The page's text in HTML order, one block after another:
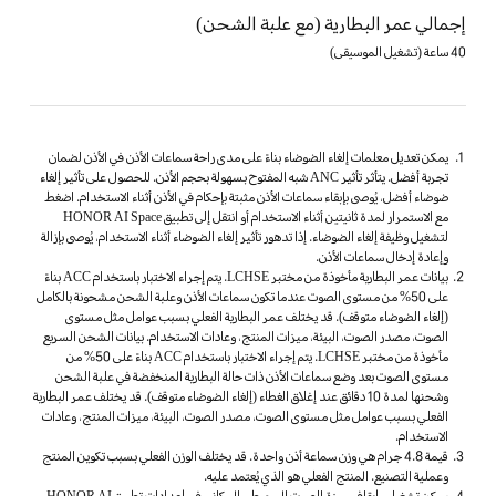
إجمالي عمر البطارية(مع علبة الشحن)
40 ساعة (تشغيل الموسيقى)
يمكن تعديل معلمات إلغاء الضوضاء بناءً على مدى راحة سماعات الأذن في الأذن لضمان
تجربة أفضل. يتأثر تأثير ANC شبه المفتوح بسهولة بحجم الأذن. للحصول على تأثير إلغاء
ضوضاء أفضل، يُوصى بإبقاء سماعات الأذن مثبتة بإحكام في الأذن أثناء الاستخدام. اضغط
مع الاستمرار لمدة ثانيتين أثناء الاستخدام أو انتقل إلى تطبيق HONOR AI Space
لتشغيل وظيفة إلغاء الضوضاء. إذا تدهور تأثير إلغاء الضوضاء أثناء الاستخدام، يُوصى بإزالة
وإعادة إدخال سماعات الأذن.
بيانات عمر البطارية مأخوذة من مختبر LCHSE. يتم إجراء الاختبار باستخدام ACC بناءً
على 50% من مستوى الصوت عندما تكون سماعات الأذن وعلبة الشحن مشحونة بالكامل
(إلغاء الضوضاء متوقف). قد يختلف عمر البطارية الفعلي بسبب عوامل مثل مستوى
الصوت، مصدر الصوت، البيئة، ميزات المنتج، وعادات الاستخدام. بيانات الشحن السريع
مأخوذة من مختبر LCHSE. يتم إجراء الاختبار باستخدام ACC بناءً على 50% من
مستوى الصوت بعد وضع سماعات الأذن ذات حالة البطارية المنخفضة في علبة الشحن
وشحنها لمدة 10 دقائق عند إغلاق الغطاء (إلغاء الضوضاء متوقف). قد يختلف عمر البطارية
الفعلي بسبب عوامل مثل مستوى الصوت، مصدر الصوت، البيئة، ميزات المنتج، وعادات
الاستخدام.
قيمة 4.8 جرام هي وزن سماعة أذن واحدة. قد يختلف الوزن الفعلي بسبب تكوين المنتج
وعملية التصنيع. المنتج الفعلي هو الذي يُعتمد عليه.